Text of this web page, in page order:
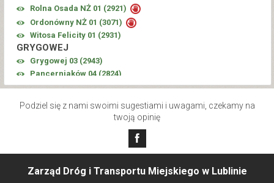
Rolna Osada NŻ 01 (2921)
Ordonówny NŻ 01 (3071)
Witosa Felicity 01 (2931)
GRYGOWEJ
Grygowej 03 (2943)
Pancerniaków 04 (2824)
PANCERNIAKÓW
Podziel się z nami swoimi sugestiami i uwagami, czekamy na
twoją opinię
Zarząd Dróg i Transportu Miejskiego w Lublinie